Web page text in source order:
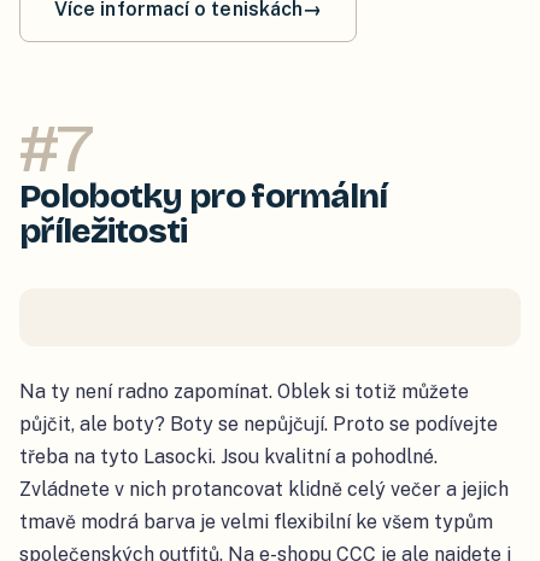
Více informací o teniskách→
#7
Polobotky pro formální
příležitosti
Na ty není radno zapomínat. Oblek si totiž můžete
půjčit, ale boty? Boty se nepůjčují. Proto se podívejte
třeba na tyto Lasocki. Jsou kvalitní a pohodlné.
Zvládnete v nich protancovat klidně celý večer a jejich
tmavě modrá barva je velmi flexibilní ke všem typům
společenských outfitů. Na e-shopu CCC je ale najdete i